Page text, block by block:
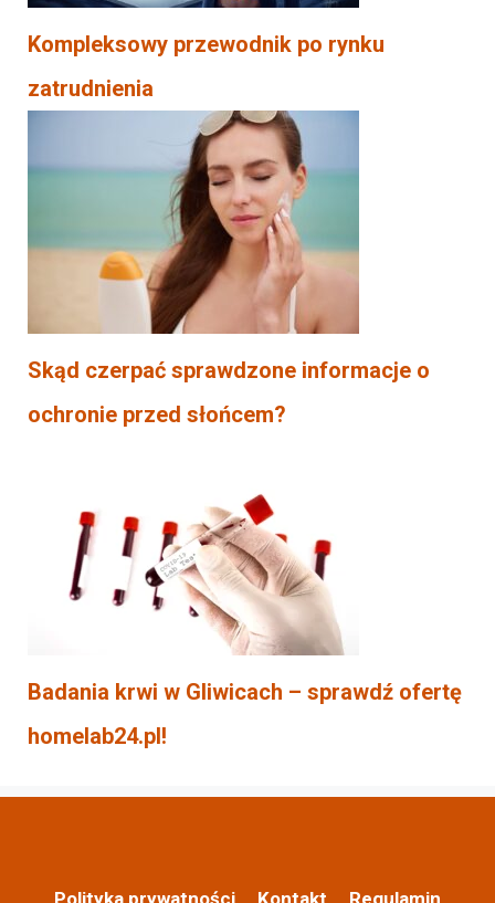
Kompleksowy przewodnik po rynku
zatrudnienia
Skąd czerpać sprawdzone informacje o
ochronie przed słońcem?
Badania krwi w Gliwicach – sprawdź ofertę
homelab24.pl!
Polityka prywatności Kontakt Regulamin